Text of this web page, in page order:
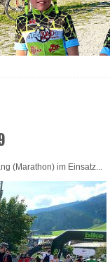
(Marathon) im Einsatz...